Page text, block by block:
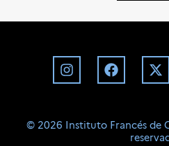
©️ 2026 Instituto Francés de